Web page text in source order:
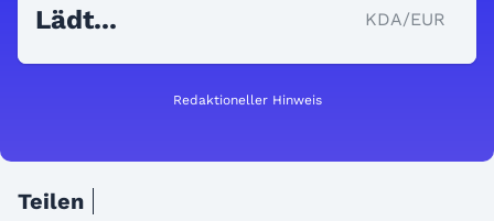
Lädt... KDA/EUR
Redaktioneller Hinweis
Teilen